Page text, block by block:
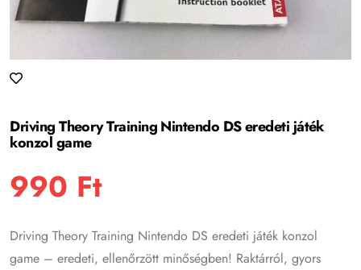
Driving Theory Training Nintendo DS eredeti játék
konzol game
990 Ft
Driving Theory Training Nintendo DS eredeti játék konzol
game – eredeti, ellenőrzött minőségben! Raktárról, gyors